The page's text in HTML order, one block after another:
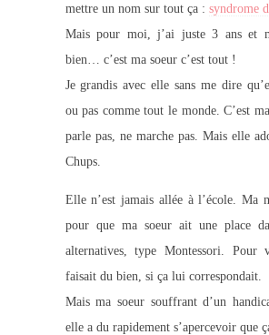
mettre un nom sur tout ça : syndrome
Mais pour moi, j’ai juste 3 ans et
bien… c’est ma soeur c’est tout !
Je grandis avec elle sans me dire
ou pas comme tout le monde. C’est
parle pas, ne marche pas. Mais elle
Chups.
Elle n’est jamais allée à l’école. Ma
pour que ma soeur ait une place
alternatives, type Montessori.
faisait du bien, si ça lui correspondait.
Mais ma soeur souffrant d’un
elle a du rapidement s’apercevoir que